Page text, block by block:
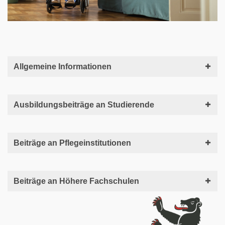
Allgemeine Informationen
Ausbildungsbeiträge an Studierende
Beiträge an Pflegeinstitutionen
Beiträge an Höhere Fachschulen